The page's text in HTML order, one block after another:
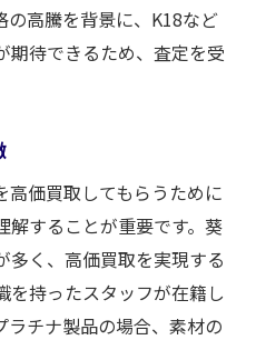
測する
セサリー査定静岡市葵
実績を紹介
必要書類
めのポイント
の査定前確認
成功事例
の高騰を背景に、K18など
期待できるため、査定を受
価買取してもらうために
解することが重要です。葵
多く、高価買取を実現する
を持ったスタッフが在籍し
ラチナ製品の場合、素材の